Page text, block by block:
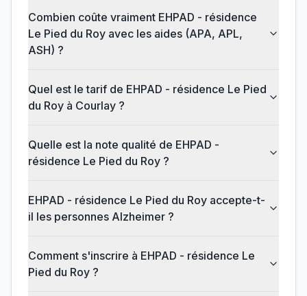
Combien coûte vraiment EHPAD - résidence
Le Pied du Roy avec les aides (APA, APL,
ASH) ?
Quel est le tarif de EHPAD - résidence Le Pied
du Roy à Courlay ?
Quelle est la note qualité de EHPAD -
résidence Le Pied du Roy ?
EHPAD - résidence Le Pied du Roy accepte-t-
il les personnes Alzheimer ?
Comment s'inscrire à EHPAD - résidence Le
Pied du Roy ?